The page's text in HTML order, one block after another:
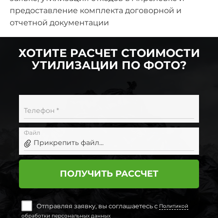
предоставление комплекта договорной и
отчетной документации
ХОТИТЕ РАСЧЕТ СТОИМОСТИ
УТИЛИЗАЦИИ ПО ФОТО?
Телефон *
Файл
Прикрепить файл...
ПОЛУЧИТЬ РАССЧЕТ
Отправляя заявку, вы соглашаетесь с Политикой
обработки персональных данных